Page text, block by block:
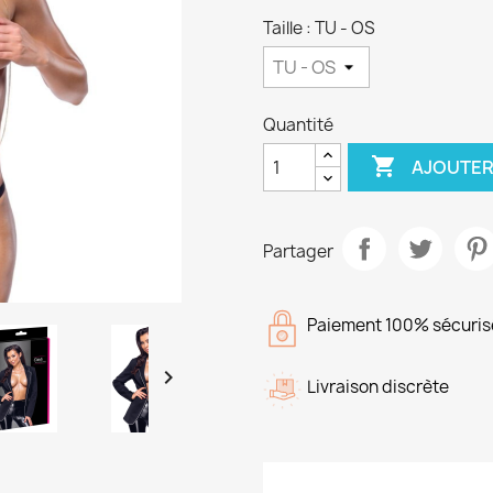

Taille : TU - OS
Quantité

Partager
Paiement 100%
Livraison discrète